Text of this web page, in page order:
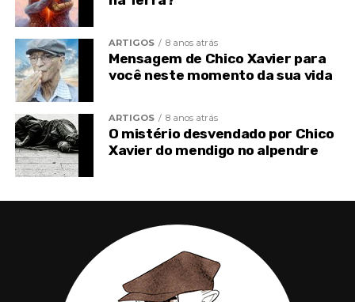
PROBLEMAS DE SAÚDE
SAÚDE
VISÃO ESPÍRITA
ARTIGOS 8 anos atrás
Mensagem de Chico Xavier para
você neste momento da sua vida
ARTIGOS 8 anos atrás
O mistério desvendado por Chico
Xavier do mendigo no alpendre